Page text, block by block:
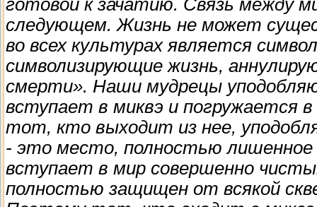
готовой к зачатию. Связь между
следующем. Жизнь не может
во всех культурах является
символизирующие жизнь,
смерти». Наши мудрецы
вступает в миквэ и погружается
тот, кто выходит из нее,
- это место, полностью
вступает в мир совершенно
полностью защищен от всякой